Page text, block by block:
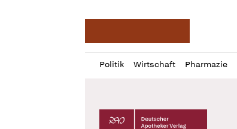
Politik Wirtschaft Pharmazie
Profil
öffnen
Daz
Pur
Deutscher Apotheker Verlag